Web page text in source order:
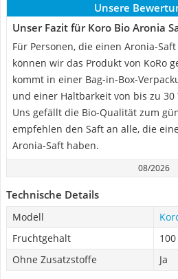
Unsere
Unser Fazit für Koro Bio Aronia
Für Personen, die einen Aronia-
können wir das Produkt von KoRo
kommt in einer Bag-in-Box-
und einer Haltbarkeit von bis zu 30
Uns gefällt die Bio-Qualität zum
empfehlen den Saft an alle, die
Aronia-Saft haben.
08/2026
Technische Details
Modell
Fruchtgehalt
100
Ohne Zusatzstoffe
Ja